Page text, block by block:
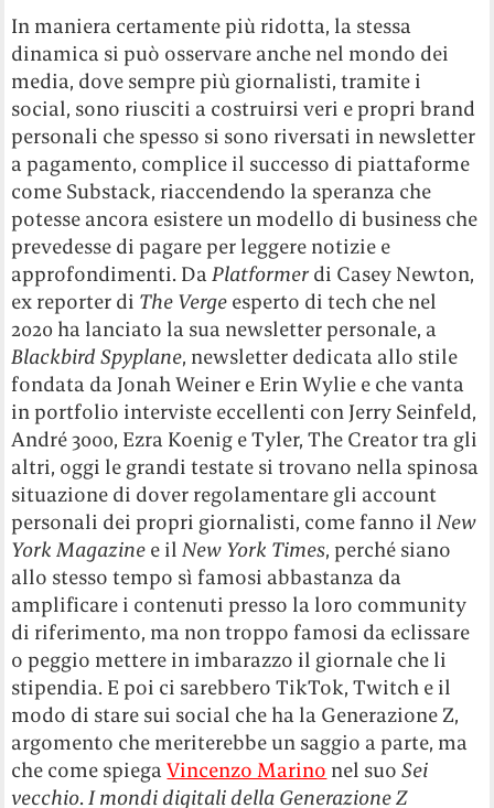
In maniera certamente più ridotta, la stessa
dinamica si può osservare anche nel mondo dei
media, dove sempre più giornalisti, tramite i
social, sono riusciti a costruirsi veri e propri brand
personali che spesso si sono riversati in newsletter
a pagamento, complice il successo di piattaforme
come Substack, riaccendendo la speranza che
potesse ancora esistere un modello di business che
prevedesse di pagare per leggere notizie e
approfondimenti. DaPlatformer di Casey Newton,
ex reporter di The Verge esperto di tech che nel
2020 ha lanciato la sua newsletter personale, a
Blackbird Spyplane, newsletter dedicata allo stile
fondata da Jonah Weiner e Erin Wylie e che vanta
in portfolio interviste eccellenti con Jerry Seinfeld,
André 3000, Ezra Koenig e Tyler, The Creator tra gli
altri, oggi le grandi testate si trovano nella spinosa
situazione di dover regolamentare gli account
personali dei propri giornalisti, come fanno ilNew
York Magazine e ilNew York Times, perché siano
allo stesso tempo sì famosi abbastanza da
amplificare i contenuti presso la loro community
di riferimento, ma non troppo famosi da eclissare
o peggio mettere in imbarazzo il giornale che li
stipendia. E poi ci sarebbero TikTok, Twitch e il
modo di stare sui social che ha la Generazione Z,
argomento che meriterebbe un saggio a parte, ma
che come spiegaVincenzo Marino nel suoSei
vecchio.I mondi digitali della Generazione Z